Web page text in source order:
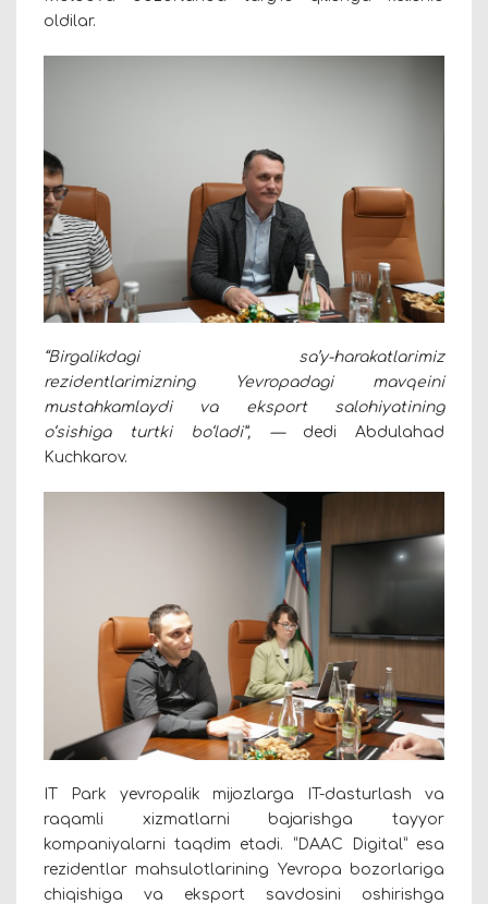
oldilar.
“Birgalikdagi sa’y-harakatlarimiz
rezidentlarimizning Yevropadagi mavqeini
mustahkamlaydi va eksport salohiyatining
o‘sishiga turtki bo‘ladi”, — dedi Abdulahad
Kuchkarov.
IT Park yevropalik mijozlarga IT-dasturlash va
raqamli xizmatlarni bajarishga tayyor
kompaniyalarni taqdim etadi. “DAAC Digital” esa
rezidentlar mahsulotlarining Yevropa bozorlariga
chiqishiga va eksport savdosini oshirishga